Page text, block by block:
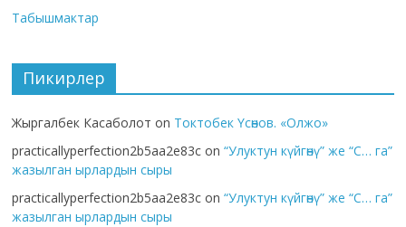
Табышмактар
Пикирлер
Жыргалбек Касаболот on Токтобек Үсөнов. «Олжо»
practicallyperfection2b5aa2e83c on“Улуктун күйгөнү” же “С… га”
жазылган ырлардын сыры
practicallyperfection2b5aa2e83c on“Улуктун күйгөнү” же “С… га”
жазылган ырлардын сыры